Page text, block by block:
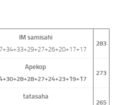
IM samisahi
283
Apekop
273
tatasaha
265